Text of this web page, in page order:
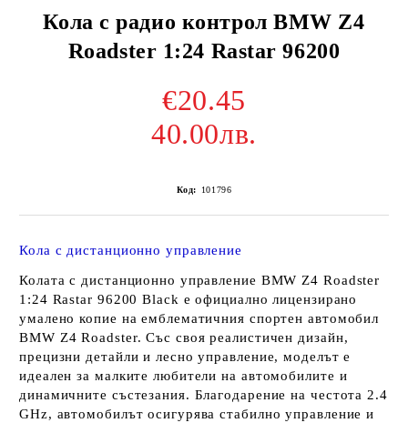
Кола с радио контрол BMW Z4
Roadster 1:24 Rastar 96200
€20.45
40.00лв.
Код: 101796
Кола с дистанционно управление
Колата с дистанционно управление BMW Z4 Roadster
1:24 Rastar 96200 Black е официално лицензирано
умалено копие на емблематичния спортен автомобил
BMW Z4 Roadster. Със своя реалистичен дизайн,
прецизни детайли и лесно управление, моделът е
идеален за малките любители на автомобилите и
динамичните състезания. Благодарение на честота 2.4
GHz, автомобилът осигурява стабилно управление и